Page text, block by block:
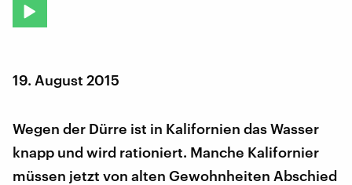
19. August 2015
Wegen der Dürre ist in Kalifornien das Wasser
knapp und wird rationiert. Manche Kalifornier
müssen jetzt von alten Gewohnheiten Abschied